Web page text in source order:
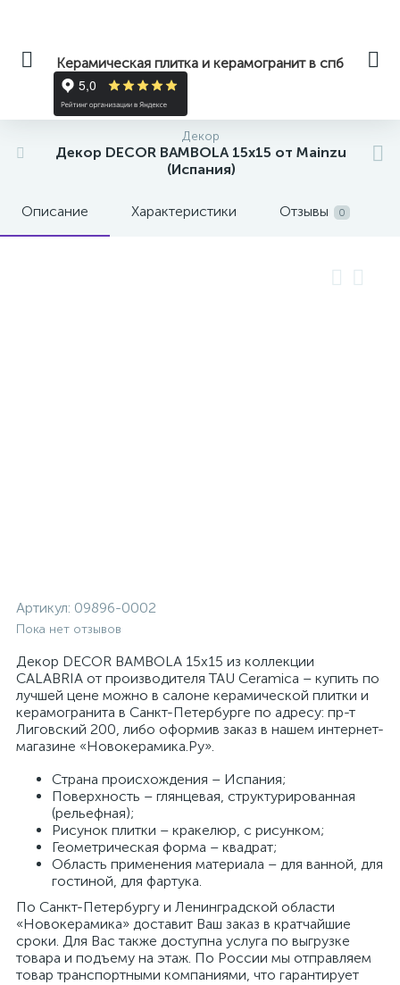
Керамическая плитка и керамогранит в спб
Декор
Декор DECOR BAMBOLA 15x15 от Mainzu
(Испания)
Описание Характеристики Отзывы 0
Артикул: 09896-0002
Пока нет отзывов
Декор DECOR BAMBOLA 15x15 из коллекции
CALABRIA от производителя TAU Ceramica – купить по
лучшей цене можно в салоне керамической плитки и
керамогранита в Санкт-Петербурге по адресу: пр-т
Лиговский 200, либо оформив заказ в нашем интернет-
магазине «Новокерамика.Ру».
Страна происхождения – Испания;
Поверхность – глянцевая, структурированная
(рельефная);
Рисунок плитки – кракелюр, с рисунком;
Геометрическая форма – квадрат;
Область применения материала – для ванной, для
гостиной, для фартука.
По Санкт-Петербургу и Ленинградской области
«Новокерамика» доставит Ваш заказ в кратчайшие
сроки. Для Вас также доступна услуга по выгрузке
товара и подъему на этаж. По России мы отправляем
товар транспортными компаниями, что гарантирует